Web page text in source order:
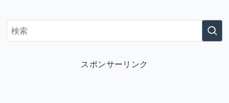
スポンサーリンク